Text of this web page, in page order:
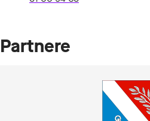
Partnere